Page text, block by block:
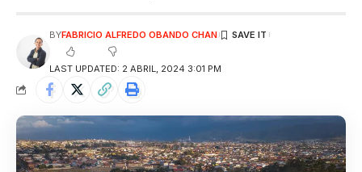
LAST UPDATED: 2 ABRIL, 2024 3:01 PM
BYFABRICIO ALFREDO OBANDO CHAN